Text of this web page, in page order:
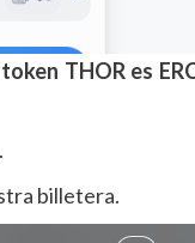
THOR es
billetera.